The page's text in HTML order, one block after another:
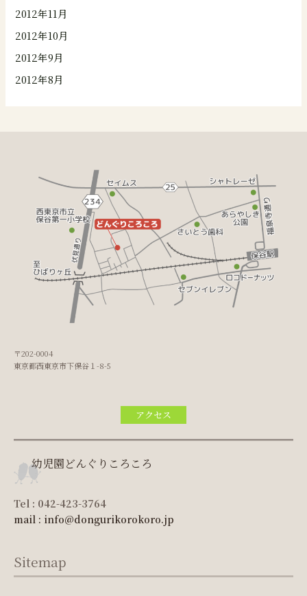
2012年11月
2012年10月
2012年9月
2012年8月
〒202-0004
東京都西東京市下保谷１-8-5
アクセス
幼児園どんぐりころころ
Tel : 042-423-3764
mail : info@dongurikorokoro.jp
Sitemap